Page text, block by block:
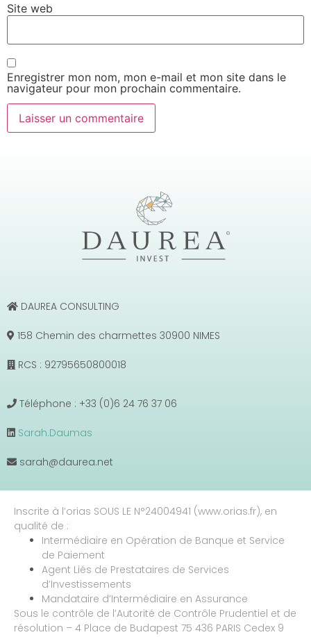
Site web
Enregistrer mon nom, mon e-mail et mon site dans le
navigateur pour mon prochain commentaire.
DAUREA CONSULTING
158 Chemin des charmettes 30900 NIMES
RCS : 92795650800018
Téléphone : +33 (0)6 24 76 37 06
Sarah.Daumas
sarah@daurea.net
Inscrite à l’orias SOUS LE N°24004941 (www.orias.fr), en
qualité de :
Intermédiaire en Opération de Banque et Service
de Paiement
Agent Liés de Prestataires de Services
d’Investissements
Mandataire d’Intermédiaire en Assurance
Sous le contrôle de l’Autorité de Contrôle Prudentiel et de
résolution – 4 Place de Budapest 75 436 PARIS Cedex 9